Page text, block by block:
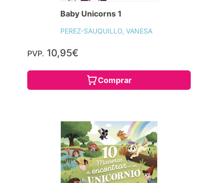
Baby Unicorns 1
PEREZ-SAUQUILLO, VANESA
PVP. 10,95€
Comprar